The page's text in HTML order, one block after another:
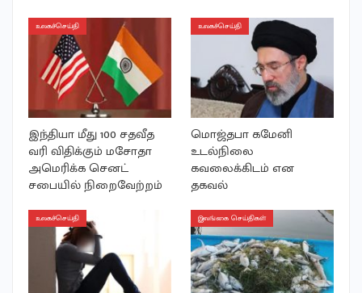
உலகச்செய்தி
இந்தியா மீது 100 சதவீத
வரி விதிக்கும் மசோதா
அமெரிக்க செனட்
சபையில் நிறைவேற்றம்
உலகச்செய்தி
மொஜ்தபா கமேனி
உடல்நிலை
கவலைக்கிடம் என
தகவல்
உலகச்செய்தி இலங்கை செய்திகள்